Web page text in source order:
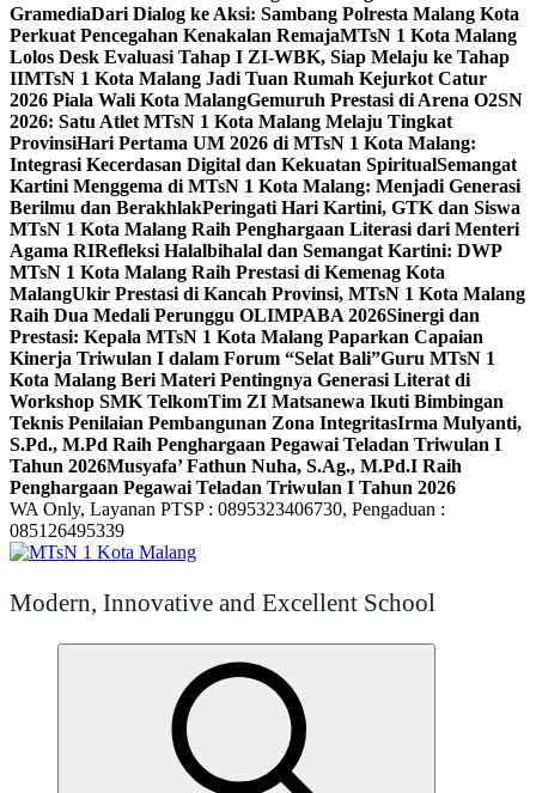
GramediaDari Dialog ke Aksi: Sambang Polresta Malang Kota
Perkuat Pencegahan Kenakalan RemajaMTsN 1 Kota Malang
Lolos Desk Evaluasi Tahap I ZI-WBK, Siap Melaju ke Tahap
IIMTsN 1 Kota Malang Jadi Tuan Rumah Kejurkot Catur
2026 Piala Wali Kota MalangGemuruh Prestasi di Arena O2SN
2026: Satu Atlet MTsN 1 Kota Malang Melaju Tingkat
ProvinsiHari Pertama UM 2026 di MTsN 1 Kota Malang:
Integrasi Kecerdasan Digital dan Kekuatan SpiritualSemangat
Kartini Menggema di MTsN 1 Kota Malang: Menjadi Generasi
Berilmu dan BerakhlakPeringati Hari Kartini, GTK dan Siswa
MTsN 1 Kota Malang Raih Penghargaan Literasi dari Menteri
Agama RIRefleksi Halalbihalal dan Semangat Kartini: DWP
MTsN 1 Kota Malang Raih Prestasi di Kemenag Kota
MalangUkir Prestasi di Kancah Provinsi, MTsN 1 Kota Malang
Raih Dua Medali Perunggu OLIMPABA 2026Sinergi dan
Prestasi: Kepala MTsN 1 Kota Malang Paparkan Capaian
Kinerja Triwulan I dalam Forum “Selat Bali”Guru MTsN 1
Kota Malang Beri Materi Pentingnya Generasi Literat di
Workshop SMK TelkomTim ZI Matsanewa Ikuti Bimbingan
Teknis Penilaian Pembangunan Zona IntegritasIrma Mulyanti,
S.Pd., M.Pd Raih Penghargaan Pegawai Teladan Triwulan I
Tahun 2026Musyafa’ Fathun Nuha, S.Ag., M.Pd.I Raih
Penghargaan Pegawai Teladan Triwulan I Tahun 2026
WA Only, Layanan PTSP : 0895323406730, Pengaduan :
085126495339
Modern, Innovative and Excellent School